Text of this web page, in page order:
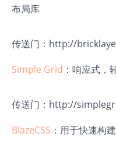
布局库
传送门： http://
Simple Grid ：响应式，
传送门： http://
BlazeCSS ：用于快速构